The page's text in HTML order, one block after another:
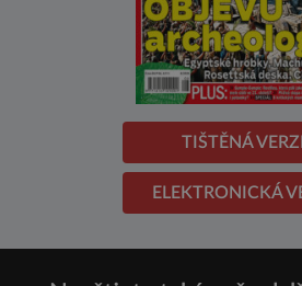
TIŠTĚNÁ
ELEKTRONICKÁ